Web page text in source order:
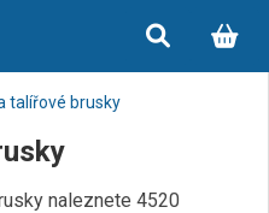
talířové brusky
naleznete 4520